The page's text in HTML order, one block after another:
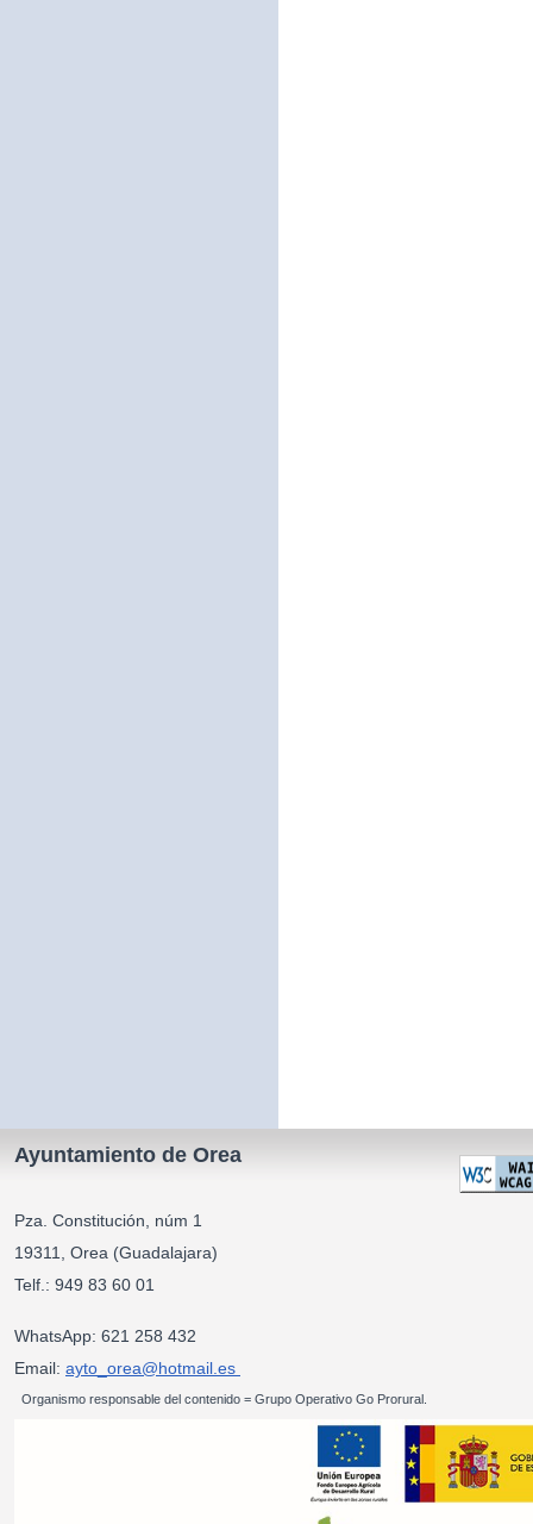
Ayuntamiento de Orea
Pza. Constitución, núm 1
19311, Orea (Guadalajara)
Telf.: 949 83 60 01
WhatsApp: 621 258 432
Email: ayto_orea@hotmail.es
Organismo responsable del contenido = Grupo Operativo Go Prorural.